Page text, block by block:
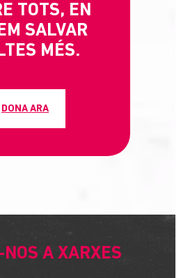
TOTS, EN
SALVAR
MÉS.
DONA ARA
A XARXES